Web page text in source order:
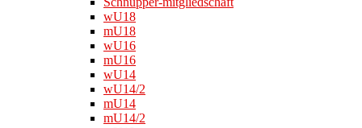
wU18
mU18
wU16
mU16
wU14
wU14/2
mU14
mU14/2